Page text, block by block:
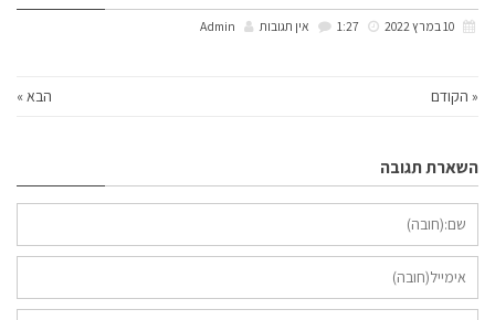
אין תגובות Admin
« הקודם הבא »
השארת תגובה